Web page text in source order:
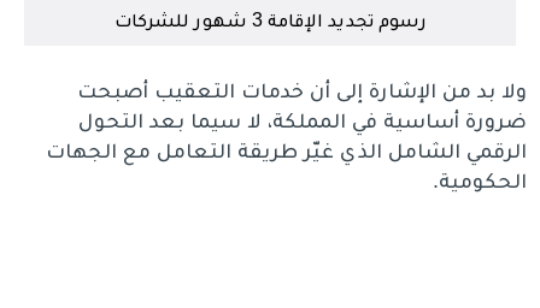
رسوم تجديد الإقامة 3 شهور للشركات
ولا بد من الإشارة إلى أن خدمات التعقيب أصبحت
ضرورة أساسية في المملكة، لا سيما بعد التحول
الرقمي الشامل الذي غيّر طريقة التعامل مع الجهات
الحكومية.